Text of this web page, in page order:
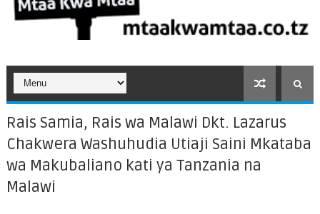
Rais Samia, Rais wa Malawi Dkt. Lazarus
Chakwera Washuhudia Utiaji Saini Mkataba
wa Makubaliano kati ya Tanzania na
Malawi